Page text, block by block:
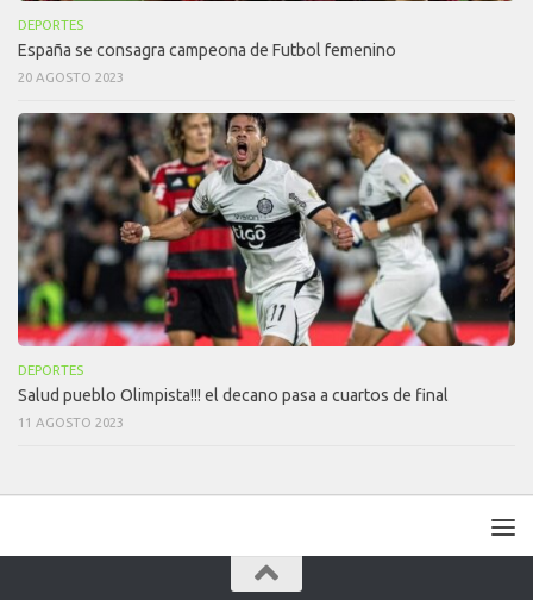
DEPORTES
España se consagra campeona de Futbol femenino
20 AGOSTO 2023
DEPORTES
Salud pueblo Olimpista!!! el decano pasa a cuartos de final
11 AGOSTO 2023